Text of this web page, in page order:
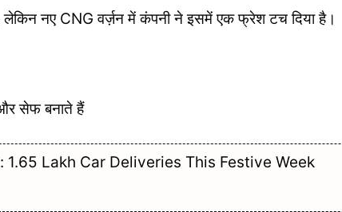
नए CNG वर्ज़न में कंपनी ने इसमें एक फ्रेश टच दिया है।
सेफ बनाते हैं
Lakh Car Deliveries This Festive Week